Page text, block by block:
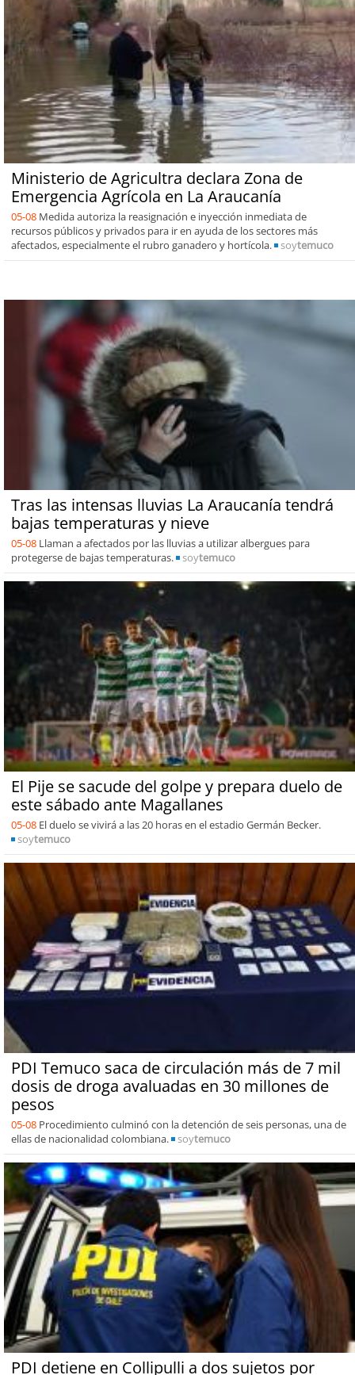
Ministerio de Agricultra declara Zona de
Emergencia Agrícola en La Araucanía
05-08 Medida autoriza la reasignación e inyección inmediata de
recursos públicos y privados para ir en ayuda de los sectores más
afectados, especialmente el rubro ganadero y hortícola.
soytemuco
Tras las intensas lluvias La Araucanía tendrá
bajas temperaturas y nieve
05-08 Llaman a afectados por las lluvias a utilizar albergues para
protegerse de bajas temperaturas.
soytemuco
El Pije se sacude del golpe y prepara duelo de
este sábado ante Magallanes
05-08 El duelo se vivirá a las 20 horas en el estadio Germán Becker.
soytemuco
PDI Temuco saca de circulación más de 7 mil
dosis de droga avaluadas en 30 millones de
pesos
05-08 Procedimiento culminó con la detención de seis personas, una de
ellas de nacionalidad colombiana.
soytemuco
PDI detiene en Collipulli a dos sujetos por